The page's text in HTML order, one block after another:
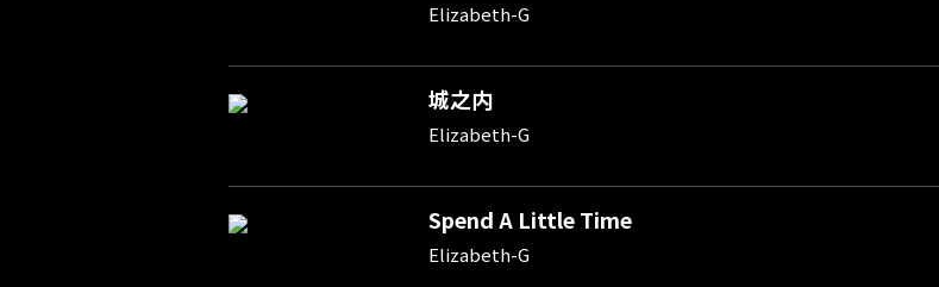
Elizabeth-G
城之内
Elizabeth-G
Spend A Little Time
Elizabeth-G